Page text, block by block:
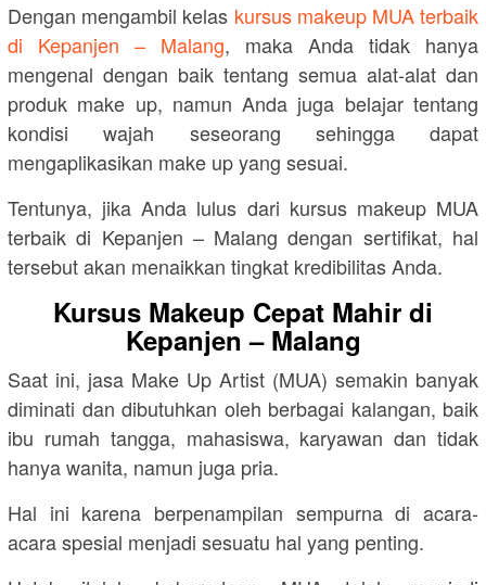
Dengan mengambil kelas kursus makeup MUA terbaik
di Kepanjen – Malang, maka Anda tidak hanya
mengenal dengan baik tentang semua alat-alat dan
produk make up, namun Anda juga belajar tentang
kondisi wajah seseorang sehingga dapat
mengaplikasikan make up yang sesuai.
Tentunya, jika Anda lulus dari kursus makeup MUA
terbaik di Kepanjen – Malang dengan sertifikat, hal
tersebut akan menaikkan tingkat kredibilitas Anda.
Kursus Makeup Cepat Mahir di
Kepanjen – Malang
Saat ini, jasa Make Up Artist (MUA) semakin banyak
diminati dan dibutuhkan oleh berbagai kalangan, baik
ibu rumah tangga, mahasiswa, karyawan dan tidak
hanya wanita, namun juga pria.
Hal ini karena berpenampilan sempurna di acara-
acara spesial menjadi sesuatu hal yang penting.